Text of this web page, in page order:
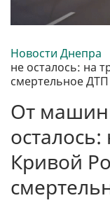
Новости Днепра
не осталось: на
смертельное
От
Кривой